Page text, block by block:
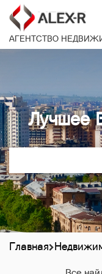
АГЕНТСТВО
Лучшее
Главная